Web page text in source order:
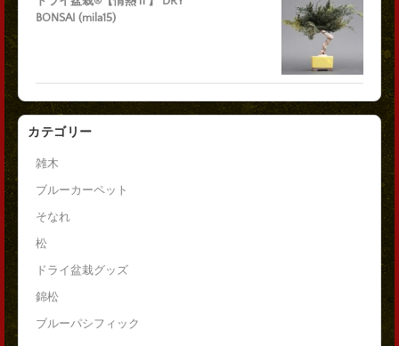
BONSAI (mila15)
カテゴリー
雑木
ブルーカーペット
そなれ
松
ドライ盆栽グッズ
錦松
ブルーパシフィック